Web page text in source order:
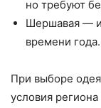
но требуют
Шершавая —
времени года.
При выборе
условия